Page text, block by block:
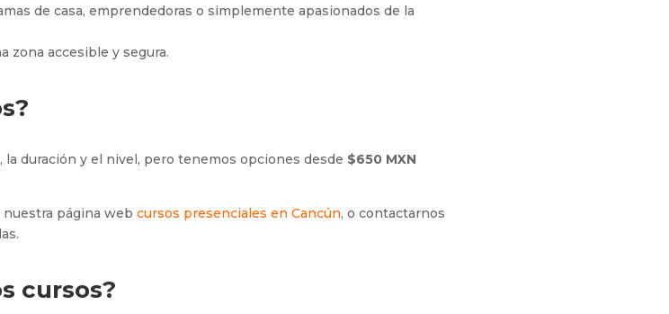
de casa, emprendedoras o simplemente apasionados de la
zona accesible y segura.
duración y el nivel, pero tenemos opciones desde $650 MXN
página web cursos presenciales en Cancún, o contactarnos
cursos?